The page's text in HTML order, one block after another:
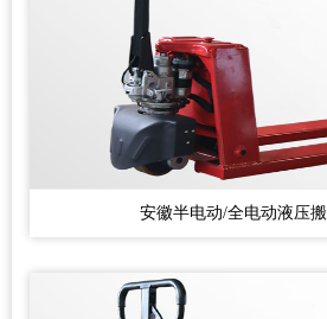
安徽半电动/全电动液压搬